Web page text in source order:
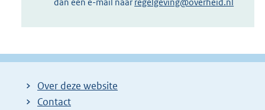
Over deze website
Contact